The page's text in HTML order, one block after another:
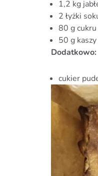
1,2 kg
2 łyżki
80 g cukru
50 g
Dodatkowo:
cukier